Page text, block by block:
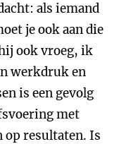
als iemand
je ook aan die
ook vroeg, ik
werkdruk en
is een gevolg
met
op resultaten. Is